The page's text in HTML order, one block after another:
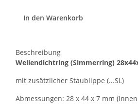
In den Warenkorb
Beschreibung
Wellendichtring (Simmerring)
mit zusätzlicher Staublippe (...SL)
Abmessungen: 28 x 44 x 7 mm